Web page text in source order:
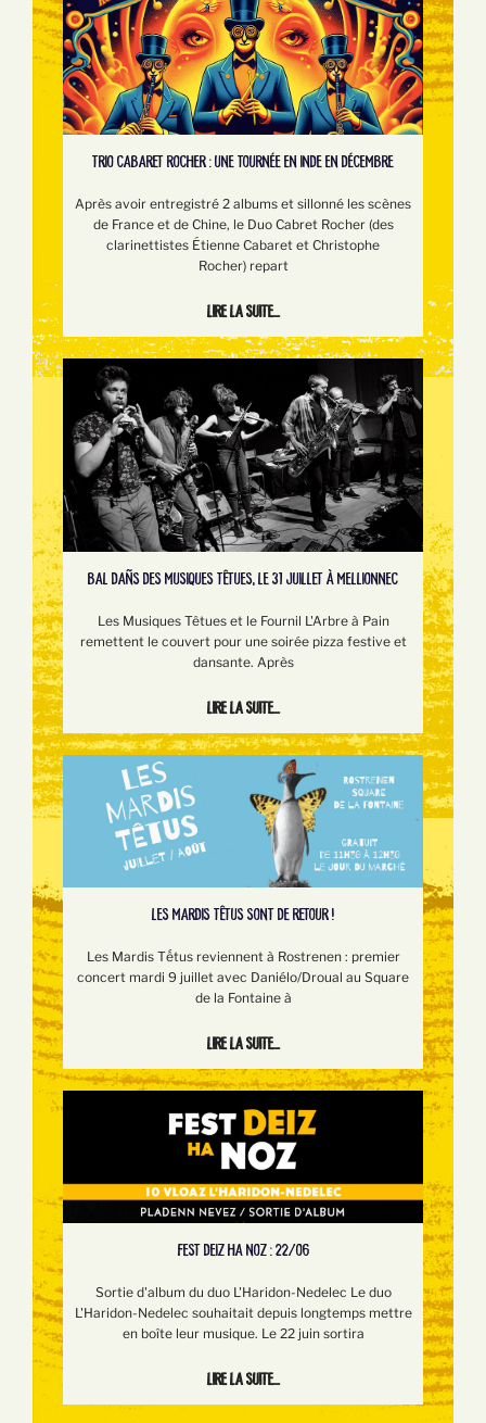
TRIO CABARET ROCHER : UNE TOURNÉE EN INDE EN DÉCEMBRE
Après avoir entregistré 2 albums et sillonné les scènes
de France et de Chine, le Duo Cabret Rocher (des
clarinettistes Étienne Cabaret et Christophe
Rocher) repart
Lire la suite...
BAL DAÑS DES MUSIQUES TÊTUES, LE 31 JUILLET À MELLIONNEC
Les Musiques Têtues et le Fournil L'Arbre à Pain
remettent le couvert pour une soirée pizza festive et
dansante. Après
Lire la suite...
LES MARDIS TÊTUS SONT DE RETOUR !
Les Mardis Tếtus reviennent à Rostrenen : premier
concert mardi 9 juillet avec Daniélo/Droual au Square
de la Fontaine à
Lire la suite...
FEST DEIZ HA NOZ : 22/06
Sortie d'album du duo L'Haridon-Nedelec Le duo
L'Haridon-Nedelec souhaitait depuis longtemps mettre
en boîte leur musique. Le 22 juin sortira
Lire la suite...